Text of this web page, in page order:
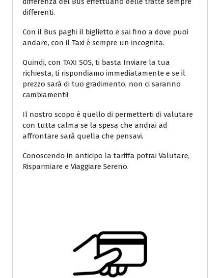
differenti.
Con il Bus paghi il biglietto e sai fino a dove puoi
andare, con il Taxi è sempre un incognita.
Quindi, con TAXI SOS, ti basta Inviare la tua
richiesta, ti rispondiamo immediatamente e se il
prezzo sarà di tuo gradimento, non ci saranno
cambiamenti!
Il nostro scopo è quello di permetterti di valutare
con tutta calma se la spesa che andrai ad
affrontare sarà quella che pensavi.
Conoscendo in anticipo la tariffa potrai Valutare,
Risparmiare e Viaggiare Sereno.